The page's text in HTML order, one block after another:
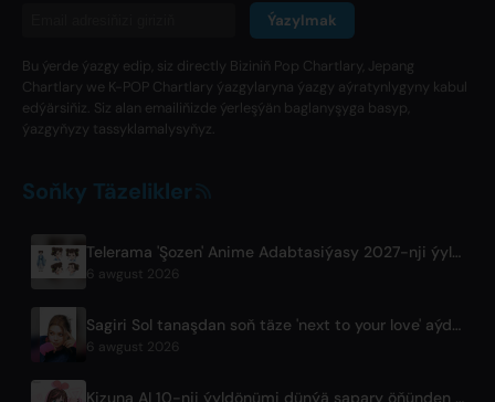
Ýazylmak
Bu ýerde ýazgy edip, siz directly Biziniň Pop Chartlary, Jepang
Chartlary we K-POP Chartlary ýazgylaryna ýazgy aýratynlygyny kabul
edýärsiňiz. Siz alan emailiňizde ýerleşýän baglanyşyga basyp,
ýazgyňyzy tassyklamalysyňyz.
Soňky Täzelikler
Telerama 'Şozen' Anime Adabtasiýasy 2027-nji ýylyň Aprel Aýynda Fuji TV-da Başlanjak
6 awgust 2026
Sagiri Sol tanaşdan soň täze 'next to your love' aýdymyny çykardy
6 awgust 2026
Kizuna AI 10-nji ýyldönümi dünýä sapary öňünden Asobisystem bilen hyzmatdaşlygy güýçlendirýär